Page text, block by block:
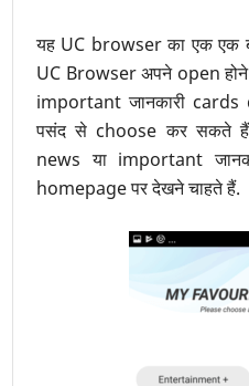
यह UC browser का एक एक
UC Browser अपने open
important जानकारी cards
पसंद से choose कर सकते
news या important
homepage पर देखने चाहते हैं.